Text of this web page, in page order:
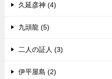
久延彦神 (4)
九頭龍 (5)
二人の証人 (3)
伊平屋島 (2)